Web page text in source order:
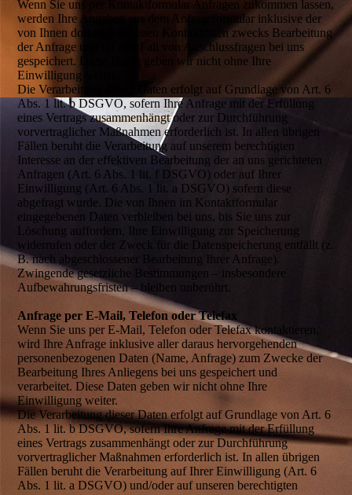
Wenn Sie uns per Kontaktformular Anfragen zukommen lassen,
werden Ihre Angaben aus dem Anfrageformular inklusive der
von Ihnen dort angegebenen Kontaktdaten zwecks Bearbeitung
der Anfrage und für den Fall von Anschlussfragen bei uns
gespeichert. Diese Daten geben wir nicht ohne Ihre
Einwilligung weiter.
Die Verarbeitung dieser Daten erfolgt auf Grundlage von Art. 6
Abs. 1 lit. b DSGVO, sofern Ihre Anfrage mit der Erfüllung
eines Vertrags zusammenhängt oder zur Durchführung
vorvertraglicher Maßnahmen erforderlich ist. In allen übrigen
Fällen beruht die Verarbeitung auf unserem berechtigten
Interesse an der effektiven Bearbeitung der an uns gerichteten
Anfragen (Art. 6 Abs. 1 lit. f DSGVO) oder auf Ihrer
Einwilligung (Art. 6 Abs. 1 lit. a DSGVO) sofern diese
abgefragt wurde. Die von Ihnen im Kontaktformular
eingegebenen Daten verbleiben bei uns, bis Sie uns zur
Löschung auffordern, Ihre Einwilligung zur Speicherung
widerrufen oder der Zweck für die Datenspeicherung entfällt (z.
B. nach abgeschlossener Bearbeitung Ihrer Anfrage).
Zwingende gesetzliche Bestimmungen – insbesondere
Aufbewahrungsfristen – bleiben unberührt.
Anfrage per E-Mail, Telefon oder Telefax
Wenn Sie uns per E-Mail, Telefon oder Telefax kontaktieren,
wird Ihre Anfrage inklusive aller daraus hervorgehenden
personenbezogenen Daten (Name, Anfrage) zum Zwecke der
Bearbeitung Ihres Anliegens bei uns gespeichert und
verarbeitet. Diese Daten geben wir nicht ohne Ihre
Einwilligung weiter.
Die Verarbeitung dieser Daten erfolgt auf Grundlage von Art. 6
Abs. 1 lit. b DSGVO, sofern Ihre Anfrage mit der Erfüllung
eines Vertrags zusammenhängt oder zur Durchführung
vorvertraglicher Maßnahmen erforderlich ist. In allen übrigen
Fällen beruht die Verarbeitung auf Ihrer Einwilligung (Art. 6
Abs. 1 lit. a DSGVO) und/oder auf unseren berechtigten